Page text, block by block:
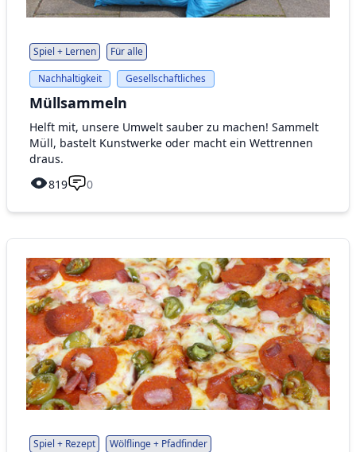
Spiel + Lernen
Für alle
Nachhaltigkeit
Gesellschaftliches
Müllsammeln
Helft mit, unsere Umwelt sauber zu machen! Sammelt
Müll, bastelt Kunstwerke oder macht ein Wettrennen
draus.
819
0
Spiel + Rezept
Wölflinge + Pfadfinder